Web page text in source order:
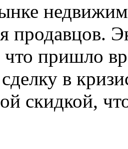
продавцов.
пришло
в
скидкой,